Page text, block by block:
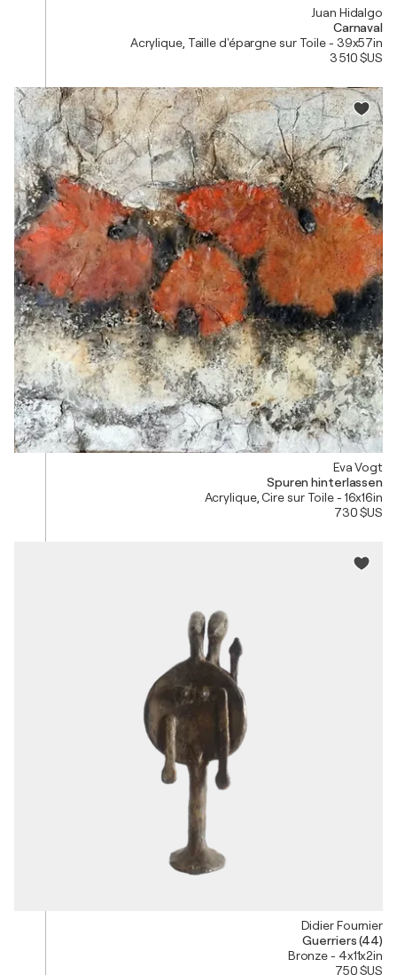
Juan Hidalgo
Carnaval
Acrylique, Taille d'épargne sur Toile - 39x57in
3 510 $US
Eva Vogt
Spuren hinterlassen
Acrylique, Cire sur Toile - 16x16in
730 $US
Didier Fournier
Guerriers (44)
Bronze - 4x11x2in
750 $US